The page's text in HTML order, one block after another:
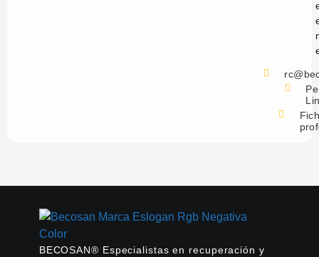
BECOSAN® Especialistas en recuperación y